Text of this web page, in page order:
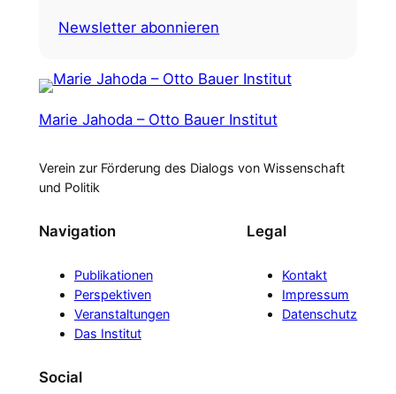
Newsletter abonnieren
Marie Jahoda – Otto Bauer Institut
Verein zur Förderung des Dialogs von Wissenschaft
und Politik
Navigation
Publikationen
Perspektiven
Veranstaltungen
Das Institut
Legal
Kontakt
Impressum
Datenschutz
Social